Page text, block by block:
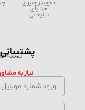
تقویم رومیزی جعبه طلا و
پشتیبانی آنلاین : 9542026
شنبه تا چهارشنبه 09:00
نیاز به مشاوره